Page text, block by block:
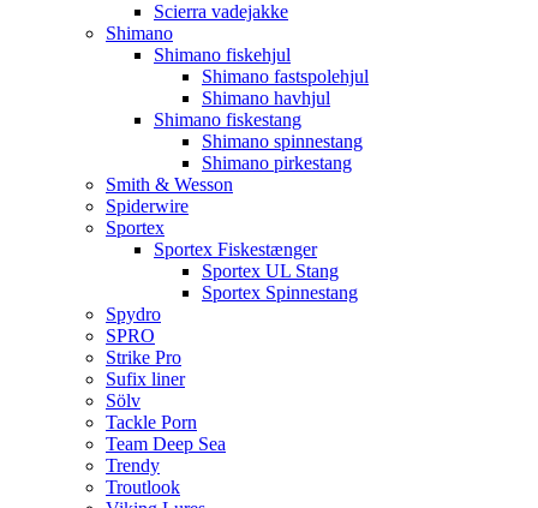
Scierra vadejakke
Shimano
Shimano fiskehjul
Shimano fastspolehjul
Shimano havhjul
Shimano fiskestang
Shimano spinnestang
Shimano pirkestang
Smith & Wesson
Spiderwire
Sportex
Sportex Fiskestænger
Sportex UL Stang
Sportex Spinnestang
Spydro
SPRO
Strike Pro
Sufix liner
Sölv
Tackle Porn
Team Deep Sea
Trendy
Troutlook